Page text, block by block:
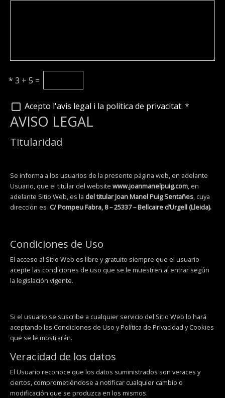
* 3 + 5 =
Acepto l'avis legal i la politica de privacitat. *
AVISO LEGAL
Titularidad
Se informa a los usuarios de la presente página web, en adelante
Usuario, que el titular del website www.joanmanelpuig.com , en
adelante Sitio Web, es la del titular Joan Manel Puig Sentañes , cuya
dirección es C/ Pompeu Fabra, 8 – 25337 – Bellcaire d’Urgell (Lleida).
Condiciones de Uso
El acceso al Sitio Web es libre y gratuito siempre que el usuario
acepte las condiciones de uso que se le muestren al entrar según
la legislación vigente.
Si el usuario se suscribe a cualquier servicio del Sitio Web lo hará
aceptando las Condiciones de Uso y Política de Privacidad y Cookies
que se le mostrarán.
Veracidad de los datos
El Usuario reconoce que los datos suministrados son veraces y
ciertos, comprometiéndose a notificar cualquier cambio o
modificación que se produzca en los mismos.